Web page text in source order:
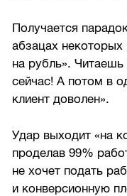
Получается
абзацах некоторых
на рубль».
сейчас! А потом в
клиент доволен».
Удар выходит «на
проделав 99%
не хочет подать
и конверсионную